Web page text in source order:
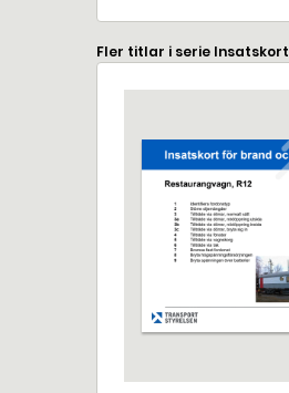
Fler titlar i serie Insatskort